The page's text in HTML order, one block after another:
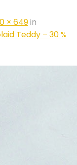
× 649in
Teddy – 30 %